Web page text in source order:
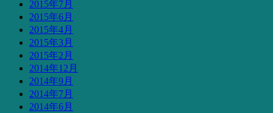
2015年7月
2015年6月
2015年4月
2015年3月
2015年2月
2014年12月
2014年9月
2014年7月
2014年6月